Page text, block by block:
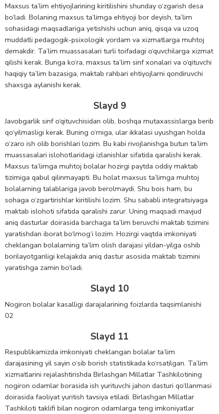
Maxsus ta’lim ehtiyojlarining kiritilishini shunday o‘zgarish desa
bo‘ladi. Bolaning maxsus ta’limga ehtiyoji bor deyish, ta’lim
sohasidagi maqsadlariga yetishishi uchun aniq, qisqa va uzoq
muddatli pedagogik-psixologik yordam va xizmatlarga muhtoj
demakdir. Ta’lim muassasalari turli toifadagi o‘quvchilarga xizmat
qilishi kerak. Bunga ko‘ra, maxsus ta’lim sinf xonalari va o‘qituvchi
haqiqiy ta’lim bazasiga, maktab rahbari ehtiyojlarni qondiruvchi
shaxsga aylanishi kerak.
Slayd 9
Javobgarlik sinf o‘qituvchisidan olib, boshqa mutaxassislarga berib
qo‘yilmasligi kerak. Buning o‘rniga, ular ikkalasi uyushgan holda
o‘zaro ish olib borishlari lozim. Bu kabi rivojlanishga butun ta’lim
muassasalari islohotlaridagi izlanishlar sifatida qaralishi kerak.
Maxsus ta’limga muhtoj bolalar hozirgi paytda oddiy maktab
tizimiga qabul qilinmayapti. Bu holat maxsus ta’limga muhtoj
bolalarning talablariga javob berolmaydi. Shu bois ham, bu
sohaga o‘zgartirishlar kiritilishi lozim. Shu sababli integratsiyaga
maktab islohoti sifatida qaralishi zarur. Uning maqsadi mavjud
aniq dasturlar doirasida barchaga ta’lim beruvchi maktab tizimini
yaratishdan iborat bo‘lmog‘i lozim. Hozirgi vaqtda imkoniyati
cheklangan bolalarning ta’lim olish darajasi yildan-yilga oshib
borilayotganligi kelajakda aniq dastur asosida maktab tizimini
yaratishga zamin bo‘ladi.
Slayd 10
Nogiron bolalar kasalligi darajalarining foizlarda taqsimlanishi
02
Slayd 11
Respublikamizda imkoniyati cheklangan bolalar ta’lim
darajasining yil sayin o‘sib borish statistikada ko‘rsatilgan. Ta’lim
xizmatlarini rejalashtirishda Birlashgan Millatlar Tashkilotining
nogiron odamlar borasida ish yurituvchi jahon dasturi qo‘llanmasi
doirasida faoliyat yuritish tavsiya etiladi. Birlashgan Millatlar
Tashkiloti taklifi bilan nogiron odamlarga teng imkoniyatlar